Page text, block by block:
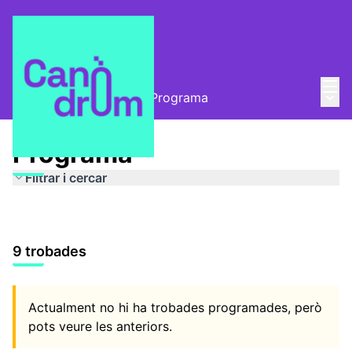
Canòdrom Meridiana / Programa
Programa
Filtrar i cercar
9 trobades
Actualment no hi ha trobades programades, però
pots veure les anteriors.